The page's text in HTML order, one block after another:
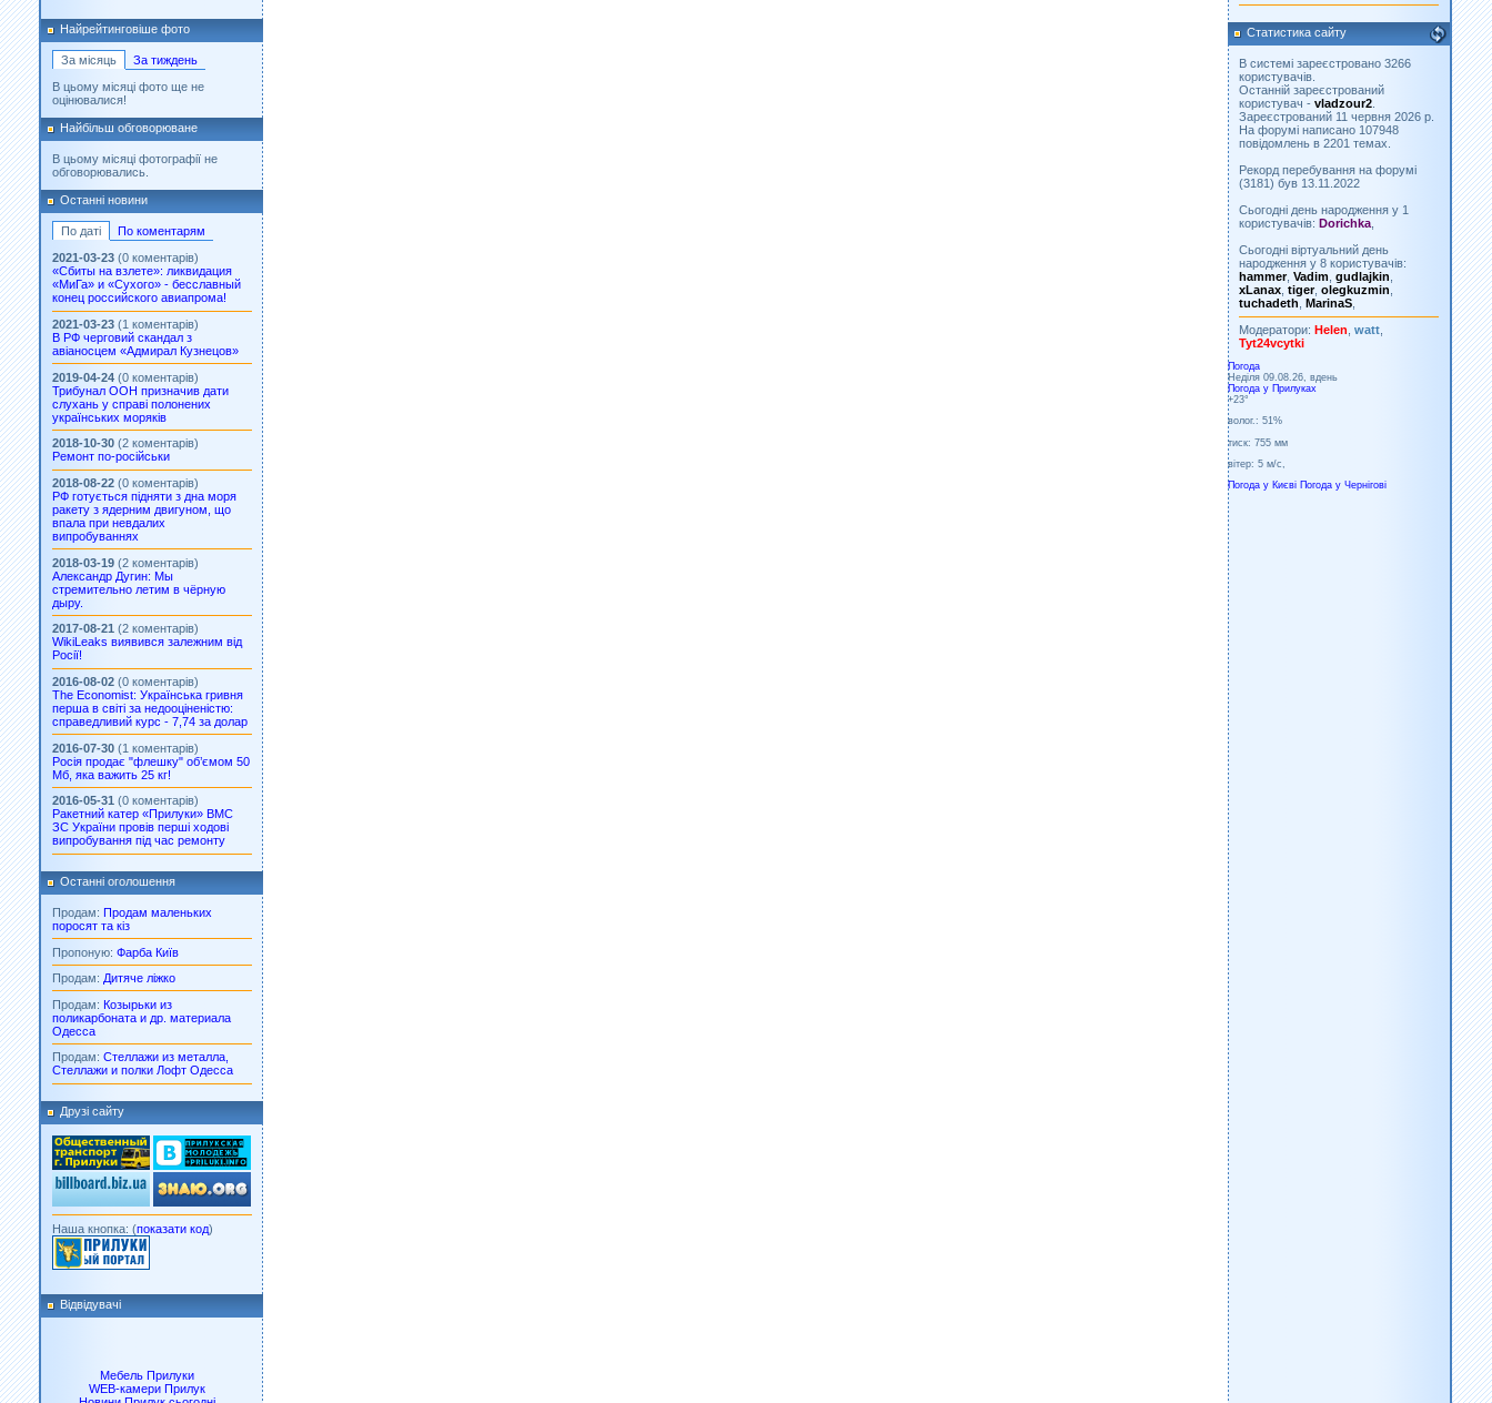
Найрейтинговіше фото
За місяць
За тиждень
В цьому місяці фото ще не
оцінювалися!
Найбільш обговорюване
В цьому місяці фотографії не
обговорювались.
Останні новини
По даті
По коментарям
2021-03-23 (0 коментарів)
«Сбиты на взлете»: ликвидация
«МиГа» и «Сухого» - бесславный
конец российского авиапрома!
2021-03-23 (1 коментарів)
В РФ черговий скандал з
авіаносцем «Адмирал Кузнецов»
2019-04-24 (0 коментарів)
Трибунал ООН призначив дати
слухань у справі полонених
українських моряків
2018-10-30 (2 коментарів)
Ремонт по-російськи
2018-08-22 (0 коментарів)
РФ готується підняти з дна моря
ракету з ядерним двигуном, що
впала при невдалих
випробуваннях
2018-03-19 (2 коментарів)
Александр Дугин: Мы
стремительно летим в чёрную
дыру.
2017-08-21 (2 коментарів)
WikiLeaks виявився залежним від
Росії!
2016-08-02 (0 коментарів)
The Economist: Українська гривня
перша в світі за недооціненістю:
справедливий курс - 7,74 за долар
2016-07-30 (1 коментарів)
Росія продає "флешку" об’ємом 50
Мб, яка важить 25 кг!
2016-05-31 (0 коментарів)
Ракетний катер «Прилуки» ВМС
ЗС України провів перші ходові
випробування під час ремонту
Останні оголошення
Продам: Продам маленьких
поросят та кіз
Пропоную: Фарба Київ
Продам: Дитяче ліжко
Продам: Козырьки из
поликарбоната и др. материала
Одесса
Продам: Стеллажи из металла,
Стеллажи и полки Лофт Одесса
Друзі сайту
Наша кнопка: (показати код)
Відвідувачі
Мебель Прилуки
WEB-камери Прилук
Статистика сайту
В системі зареєстровано 3266
користувачів.
Останній зареєстрований
користувач - vladzour2
Зареєстрований 11 червня 2026 р.
На форумі написано 107948
повідомлень в 2201 темах.
Рекорд перебування на форумі
(3181) був 13.11.2022
Сьогодні день народження у 1
користувачів: Dorichka
Сьогодні віртуальний день
народження у 8 користувачів:
hammer, Vadim gudlajkin
xLanax tiger, olegkuzmin
tuchadeth MarinaS
Модератори: Helen watt
Tyt24vcytki
Погода
Неділя 09.08.26, вдень
Погода у Прилуках
+23°
волог.: 51%
тиск: 755 мм
вітер: 5 м/с,
Погода у Києві Погода у Чернігові